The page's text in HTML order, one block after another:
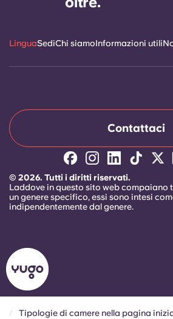
LinguaSediChi siamoInformazioni utili
Contattaci
© 2026. Tutti i diritti riservati.
Laddove in questo sito web compaiano
un genere specifico, essi sono intesi
indipendentemente dal genere.
Tipologie di camere nella pagina